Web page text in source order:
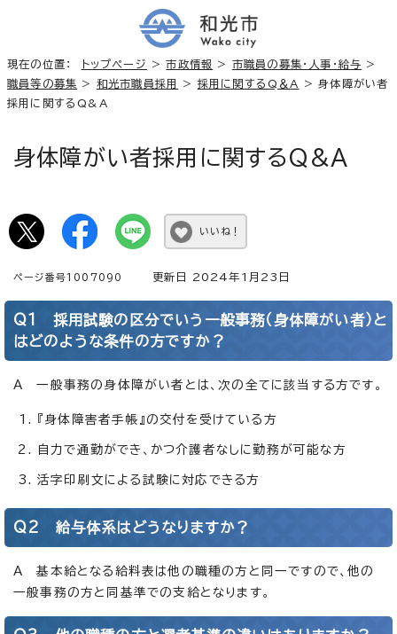
現在の位置： トップページ >市政情報 > 市職員の募集・人事・給与 >
職員等の募集 > 和光市職員採用 > 採用に関するQ＆A
> 身体障がい者
採用に関するQ&A
身体障がい者採用に関するQ&A
いいね！
ページ番号1007090 更新日 2024年1月23日
Q1 採用試験の区分でいう一般事務（身体障がい者）と
はどのような条件の方ですか？
A 一般事務の身体障がい者とは、次の全てに該当する方です。
『身体障害者手帳』の交付を受けている方
自力で通勤ができ、かつ介護者なしに勤務が可能な方
活字印刷文による試験に対応できる方
Q2 給与体系はどうなりますか？
A 基本給となる給料表は他の職種の方と同一ですので、他の
一般事務の方と同基準での支給となります。